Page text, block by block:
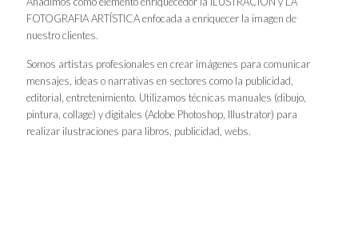
FOTOGRAFIA ARTÍSTICA enfocada a enriquecer la imagen de
nuestro clientes.
Somos artistas profesionales en crear imágenes para comunicar
mensajes, ideas o narrativas en sectores como la publicidad,
editorial, entretenimiento. Utilizamos técnicas manuales (dibujo,
pintura, collage) y digitales (Adobe Photoshop, Illustrator) para
realizar ilustraciones para libros, publicidad, webs.